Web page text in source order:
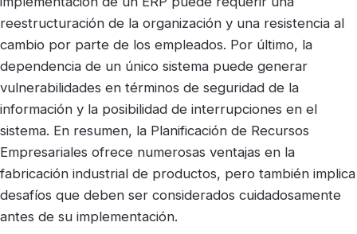
reestructuración de la organización y una resistencia al
cambio por parte de los empleados. Por último, la
dependencia de un único sistema puede generar
vulnerabilidades en términos de seguridad de la
información y la posibilidad de interrupciones en el
sistema. En resumen, la Planificación de Recursos
Empresariales ofrece numerosas ventajas en la
fabricación industrial de productos, pero también implica
desafíos que deben ser considerados cuidadosamente
antes de su implementación.